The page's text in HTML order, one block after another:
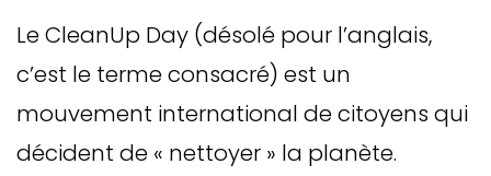
Le CleanUp Day (désolé pour l’anglais,
c’est le terme consacré) est un
mouvement international de citoyens qui
décident de « nettoyer » la planète.